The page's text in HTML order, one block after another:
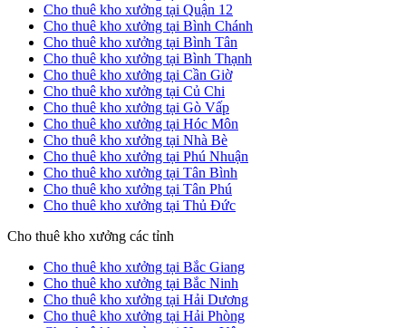
Cho thuê kho xưởng tại Quận 12
Cho thuê kho xưởng tại Bình Chánh
Cho thuê kho xưởng tại Bình Tân
Cho thuê kho xưởng tại Bình Thạnh
Cho thuê kho xưởng tại Cần Giờ
Cho thuê kho xưởng tại Củ Chi
Cho thuê kho xưởng tại Gò Vấp
Cho thuê kho xưởng tại Hóc Môn
Cho thuê kho xưởng tại Nhà Bè
Cho thuê kho xưởng tại Phú Nhuận
Cho thuê kho xưởng tại Tân Bình
Cho thuê kho xưởng tại Tân Phú
Cho thuê kho xưởng tại Thủ Đức
Cho thuê kho xưởng các tỉnh
Cho thuê kho xưởng tại Bắc Giang
Cho thuê kho xưởng tại Bắc Ninh
Cho thuê kho xưởng tại Hải Dương
Cho thuê kho xưởng tại Hải Phòng